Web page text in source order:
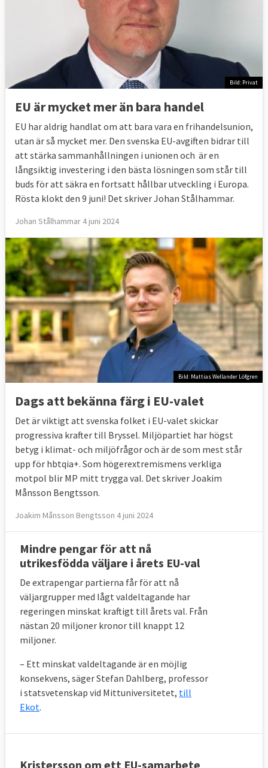
Bild: Privat
EU är mycket mer än bara handel
EU har aldrig handlat om att bara vara en frihandelsunion,
utan är så mycket mer. Den svenska EU-avgiften bidrar till
att stärka sammanhållningen i unionen och är en
långsiktig investering i den bästa lösningen som står till
buds för att säkra en fortsatt hållbar utveckling i Europa.
Rösta klokt den 9 juni! Det skriver Johan Stålhammar.
Johan Stålhammar 4 juni 2024
Bild: Mattias Wellander Löfgren
Dags att bekänna färg i EU-valet
Det är viktigt att svenska folket i EU-valet skickar
progressiva krafter till Bryssel. Miljöpartiet har högst
betyg i klimat- och miljöfrågor och är de som mest står
upp för hbtqia+. Som högerextremismens verkliga
motpol blir MP mitt trygga val. Det skriver Joakim
Månsson Bengtsson.
Joakim Månsson Bengtsson 4 juni 2024
Mindre pengar för att nå
utrikesfödda väljare i årets EU-val
De extrapengar partierna får för att nå
väljargrupper med lågt valdeltagande har
regeringen minskat kraftigt till årets val. Från
nästan 20 miljoner kronor till knappt 12
miljoner.
– Ett minskat valdeltagande är en möjlig
konsekvens, säger Stefan Dahlberg, professor
i statsvetenskap vid Mittuniversitetet, till
Ekot.
Kristersson om ett EU-samarbete